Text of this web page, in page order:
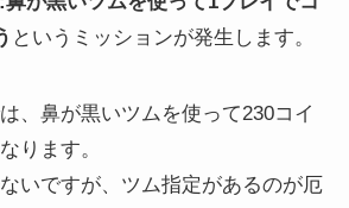
というミッションが発生します。
、鼻が黒いツムを使って230コイ
ります。
いですが、ツム指定があるのが厄